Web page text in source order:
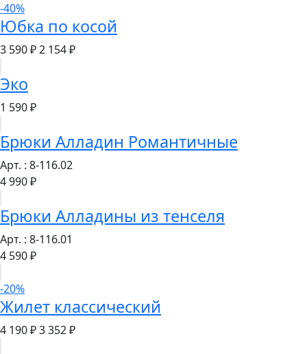
-40%
Юбка по косой
3 590 ₽2 154 ₽
Эко
1 590 ₽
Брюки Алладин Романтичные
Арт. : 8-116.02
4 990 ₽
Брюки Алладины из тенселя
Арт. : 8-116.01
4 590 ₽
-20%
Жилет классический
4 190 ₽3 352 ₽